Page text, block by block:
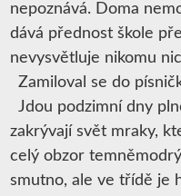
nepoznává. Doma
dává přednost škole
nevysvětluje nikomu
Zamiloval se do
Jdou podzimní dny
zakrývají svět mraky,
celý obzor
smutno, ale ve třídě je